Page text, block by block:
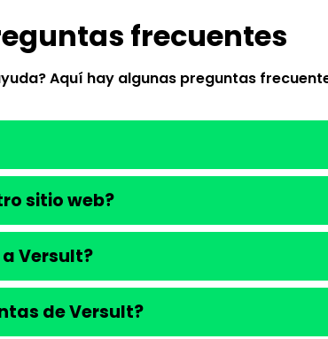
frecuentes
Aquí hay algunas preguntas
sitio web?
Versult?
de Versult?